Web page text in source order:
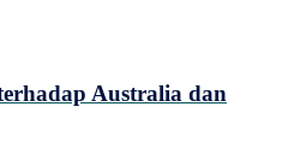
Australia dan